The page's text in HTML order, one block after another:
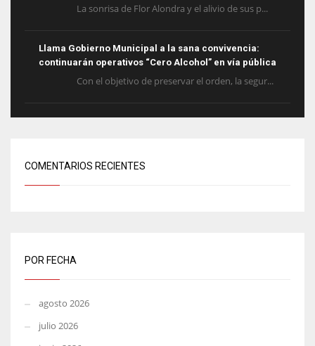
La sonrisa de Flor Alondra y el alivio de sus p...
Llama Gobierno Municipal a la sana convivencia:
continuarán operativos “Cero Alcohol” en vía pública
Con el objetivo de preservar el orden, la segur...
COMENTARIOS RECIENTES
POR FECHA
agosto 2026
julio 2026